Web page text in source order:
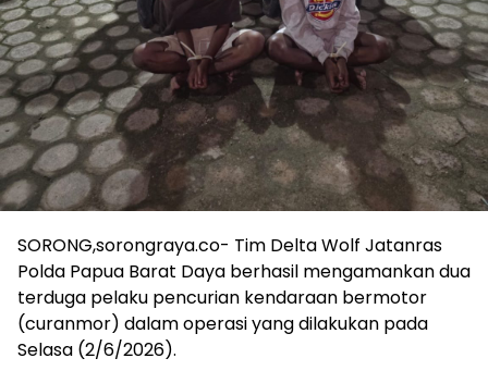
SORONG,sorongraya.co- Tim Delta Wolf Jatanras
Polda Papua Barat Daya berhasil mengamankan dua
terduga pelaku pencurian kendaraan bermotor
(curanmor) dalam operasi yang dilakukan pada
Selasa (2/6/2026).